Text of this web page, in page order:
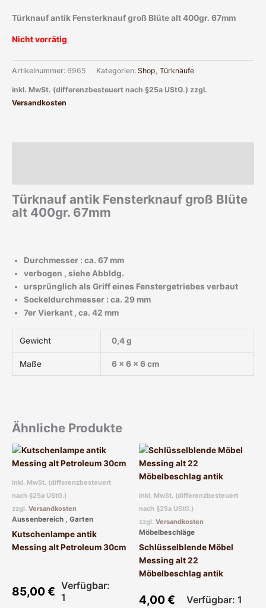
Türknauf antik Fensterknauf groß Blüte alt 400gr. 67mm
Nicht vorrätig
Artikelnummer: 6965 Kategorien: Shop, Türknäufe
inkl. MwSt. (differenzbesteuert nach §25a UStG.) zzgl.
Versandkosten
Türknauf antik Fensterknauf groß Blüte
alt 400gr. 67mm
Durchmesser : ca. 67 mm
verbogen , siehe Abbldg.
ursprünglich als Griff eines Fenstergetriebes verbaut
Sockeldurchmesser : ca. 29 mm
7er Vierkant , ca. 42 mm
Gewicht 0,4 g
Maße 6 × 6 × 6 cm
Ähnliche Produkte
inkl. MwSt. (differenzbesteuert
nach §25a UStG.)
zzgl. Versandkosten
Aussenbereich , Garten
Kutschenlampe antik
Messing alt Petroleum 30cm
85,00€ Verfügbar:
1
inkl. MwSt. (differenzbesteuert
nach §25a UStG.)
zzgl. Versandkosten
Möbelbeschläge
Schlüsselblende Möbel
Messing alt 22
Möbelbeschlag antik
4,00€ Verfügbar: 1